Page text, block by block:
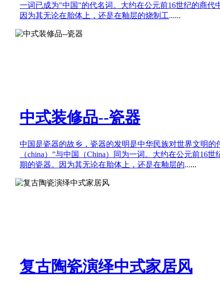
一词已成为"中国"的代名词。大约在公元前16世纪的商代
因为其无论在胎体上，还是在釉层的烧制工......
中式装修品--瓷器
中国是瓷器的故乡，瓷器的发明是中华民族对世界文明的
（china）”与中国（China）同为一词。大约在公元前16
期的瓷器。因为其无论在胎体上，还是在釉层的......
复古陶瓷演绎中式家居风